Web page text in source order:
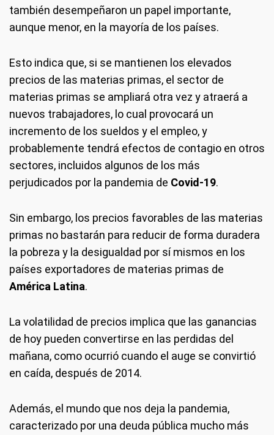
también desempeñaron un papel importante,
aunque menor, en la mayoría de los países.
Esto indica que, si se mantienen los elevados
precios de las materias primas, el sector de
materias primas se ampliará otra vez y atraerá a
nuevos trabajadores, lo cual provocará un
incremento de los sueldos y el empleo, y
probablemente tendrá efectos de contagio en otros
sectores, incluidos algunos de los más
perjudicados por la pandemia de Covid-19.
Sin embargo, los precios favorables de las materias
primas no bastarán para reducir de forma duradera
la pobreza y la desigualdad por sí mismos en los
países exportadores de materias primas de
América Latina.
La volatilidad de precios implica que las ganancias
de hoy pueden convertirse en las perdidas del
mañana, como ocurrió cuando el auge se convirtió
en caída, después de 2014.
Además, el mundo que nos deja la pandemia,
caracterizado por una deuda pública mucho más